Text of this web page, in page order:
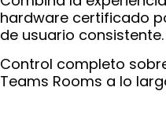
hardware certificado
de usuario consistente.
Control completo
Teams Rooms a lo